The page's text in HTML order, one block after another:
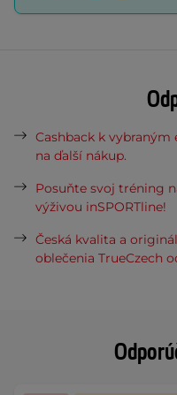
Cashback k
na ďalší nákup.
Posuňte svoj tréning
výživou inSPORTline!
Česká kvalita a
oblečenia TrueCzech